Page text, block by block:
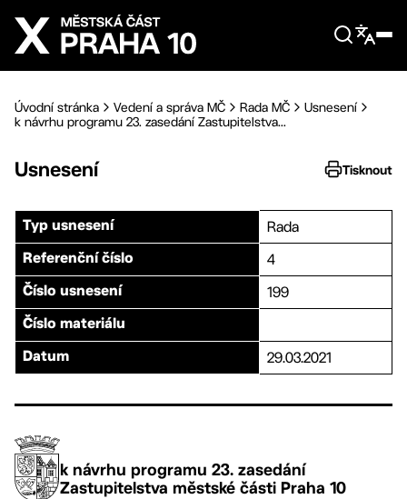
Přejít na hlavní obsah
Úvodní stránka Vedení a správa MČ Rada MČ
Usnesení
k návrhu programu 23. zasedání Zastupitelstva...
Usnesení Tisknout
Typ usnesení Rada
Referenční číslo 4
Číslo usnesení 199
Číslo materiálu
Datum 29.03.2021
k návrhu programu 23. zasedání
Zastupitelstva městské části Praha 10